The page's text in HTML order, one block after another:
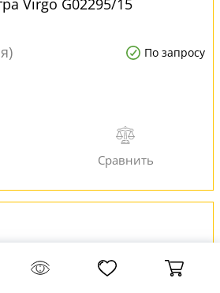
Virgo G02295/15
По запросу